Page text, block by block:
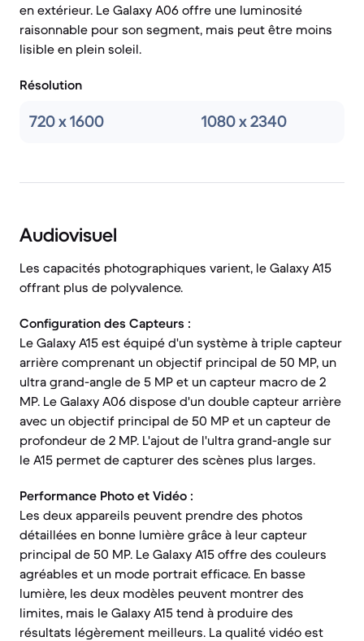
en extérieur. Le Galaxy A06 offre une luminosité
raisonnable pour son segment, mais peut être moins
lisible en plein soleil.
Résolution
720 x 1600 1080 x 2340
Audiovisuel
Les capacités photographiques varient, le Galaxy A15
offrant plus de polyvalence.
Configuration des Capteurs :
Le Galaxy A15 est équipé d'un système à triple capteur
arrière comprenant un objectif principal de 50 MP, un
ultra grand-angle de 5 MP et un capteur macro de 2
MP. Le Galaxy A06 dispose d'un double capteur arrière
avec un objectif principal de 50 MP et un capteur de
profondeur de 2 MP. L'ajout de l'ultra grand-angle sur
le A15 permet de capturer des scènes plus larges.
Performance Photo et Vidéo :
Les deux appareils peuvent prendre des photos
détaillées en bonne lumière grâce à leur capteur
principal de 50 MP. Le Galaxy A15 offre des couleurs
agréables et un mode portrait efficace. En basse
lumière, les deux modèles peuvent montrer des
limites, mais le Galaxy A15 tend à produire des
résultats légèrement meilleurs. La qualité vidéo est